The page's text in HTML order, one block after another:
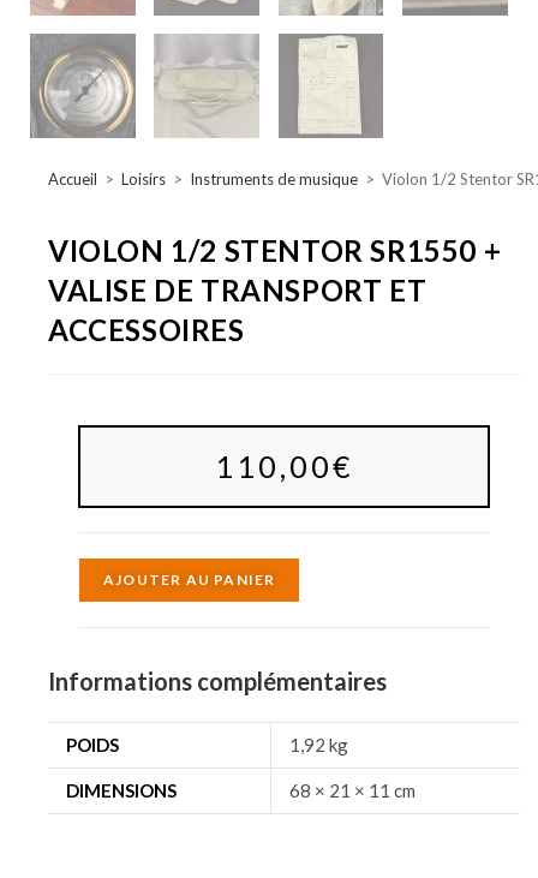
Accueil > Loisirs > Instruments de musique > Violon 1/2 Stentor
VIOLON 1/2 STENTOR SR1550 +
VALISE DE TRANSPORT ET
ACCESSOIRES
110,00€
AJOUTER AU PANIER
n
a
t
Informations complémentaires
POIDS 1,92 kg
DIMENSIONS 68 × 21 × 11 cm